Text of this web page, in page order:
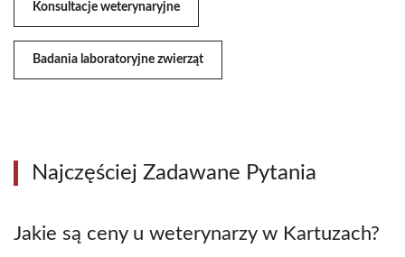
Konsultacje weterynaryjne
Badania laboratoryjne zwierząt
Najczęściej Zadawane Pytania
Jakie są ceny u weterynarzy w Kartuzach?